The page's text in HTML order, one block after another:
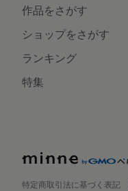
作品をさがす
ショップをさがす
ランキング
特集
特定商取引法に基づく表記